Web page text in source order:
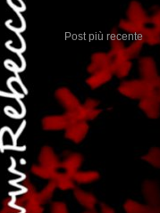
Post più recente